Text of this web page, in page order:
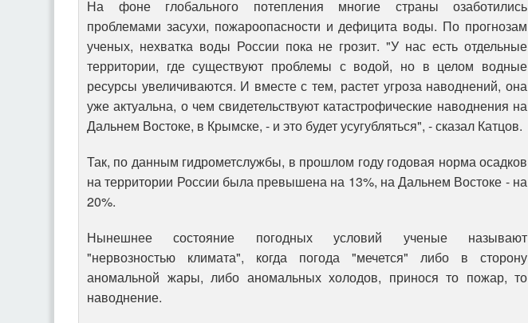
На фоне глобального потепления многие страны озаботились
проблемами засухи, пожароопасности и дефицита воды. По прогнозам
ученых, нехватка воды России пока не грозит. "У нас есть отдельные
территории, где существуют проблемы с водой, но в целом водные
ресурсы увеличиваются. И вместе с тем, растет угроза наводнений, она
уже актуальна, о чем свидетельствуют катастрофические наводнения на
Дальнем Востоке, в Крымске, - и это будет усугубляться", - сказал Катцов.
Так, по данным гидрометслужбы, в прошлом году годовая норма осадков
на территории России была превышена на 13%, на Дальнем Востоке - на
20%.
Нынешнее состояние погодных условий ученые называют
"нервозностью климата", когда погода "мечется" либо в сторону
аномальной жары, либо аномальных холодов, принося то пожар, то
наводнение.